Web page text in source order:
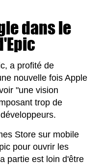
dans le
a profité de
nouvelle fois Apple
"une vision
trop de
Store sur mobile
pour ouvrir les
partie est loin d'être